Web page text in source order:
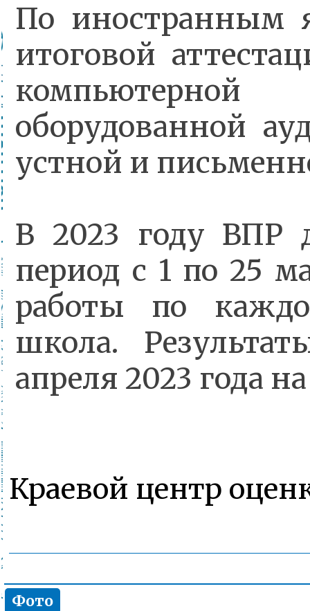
По иностранным
итоговой
оборудованной
устной и
В 2023 году ВПР
период с 1 по 25
работы по
школа.
апреля 2023 года
Краевой центр
Фото